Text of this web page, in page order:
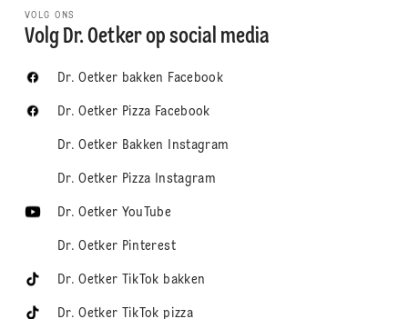
VOLG ONS
Volg Dr. Oetker op social media
Dr. Oetker bakken Facebook
Dr. Oetker Pizza Facebook
Dr. Oetker Bakken Instagram
Dr. Oetker Pizza Instagram
Dr. Oetker YouTube
Dr. Oetker Pinterest
Dr. Oetker TikTok bakken
Dr. Oetker TikTok pizza